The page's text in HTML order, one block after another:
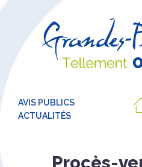
AVIS PUBLICS
ACTUALITÉS
Procès-